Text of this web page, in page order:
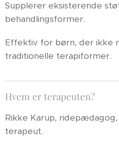
Supplerer eksisterende
behandlingsformer.
Effektiv for børn, der ikke
traditionelle terapiformer.
Hvem er terapeuten?
Rikke Karup, ridepædagog,
terapeut.